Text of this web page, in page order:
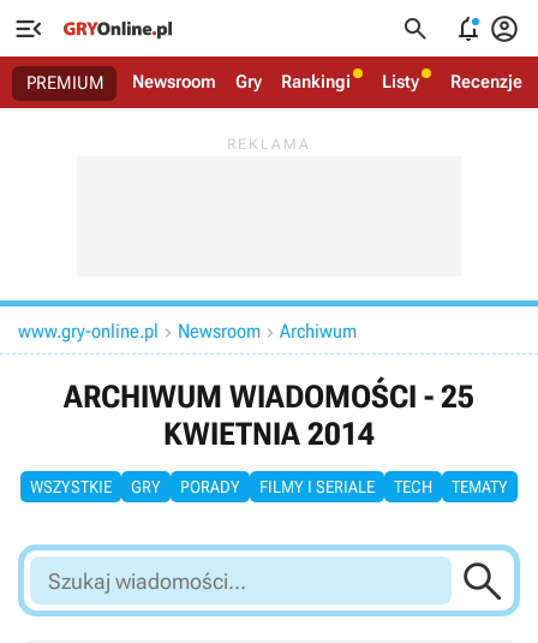
   
PREMIUM Newsroom Gry Rankingi Listy Recenzje
www.gry-online.pl  Newsroom  Archiwum
ARCHIWUM WIADOMOŚCI - 25
KWIETNIA 2014
WSZYSTKIE GRY PORADY FILMY I SERIALE TECH TEMATY
Szukaj
wiadomości...
